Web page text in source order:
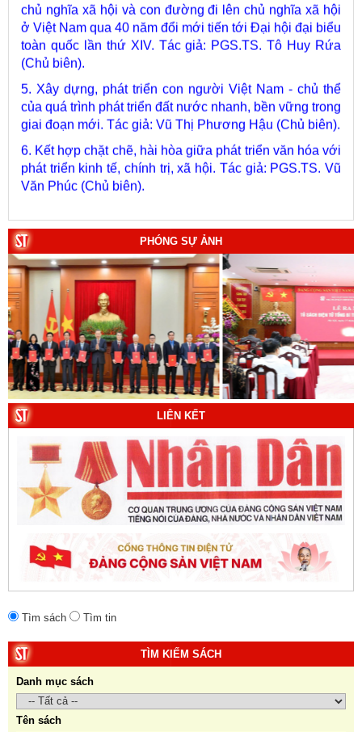
ở Việt Nam qua 40 năm đổi mới tiến tới Đại hội đại biểu
toàn quốc lần thứ XIV. Tác giả: PGS.TS. Tô Huy Rứa
(Chủ biên).
5. Xây dựng, phát triển con người Việt Nam - chủ thể
của quá trình phát triển đất nước nhanh, bền vững trong
giai đoạn mới. Tác giả: Vũ Thị Phương Hậu (Chủ biên).
6. Kết hợp chặt chẽ, hài hòa giữa phát triển văn hóa với
phát triển kinh tế, chính trị, xã hội. Tác giả: PGS.TS. Vũ
Văn Phúc (Chủ biên).
7. Chủ quyền của Việt Nam ở Hoàng Sa, Trường Sa
Tác giả: Thượng tướng, PGS.TS. Trần Quốc Tỏ (Chủ
biên).
8. Hà Nội - Thành phố Hồ Chí Minh: Dấu ấn lịch sử qua
từng khoảnh khắc (Song ngữ Việt - Anh). Tác giả: Tập
thể tác giả.
9. Đường Hồ Chí Minh trên biển - Bản hùng ca bất diệt
của dân tộc Việt Nam. Tác giả: TS. Vũ Trọng Hùng
(Viện Lịch sử Đảng).
10. Một vành đai, một con đường: Hành trình dài của
Trung Quốc đến năm 2049 (Sách tham khảo).
Michael H. Glantz, Robert J. Ross và Gavin G.
Daugherty (Đồng tác giả).
PHÓNG SỰ ẢNH
LIÊN KẾT
Tìm sách Tìm tin
TÌM KIẾM SÁCH
Danh mục sách
Tên sách